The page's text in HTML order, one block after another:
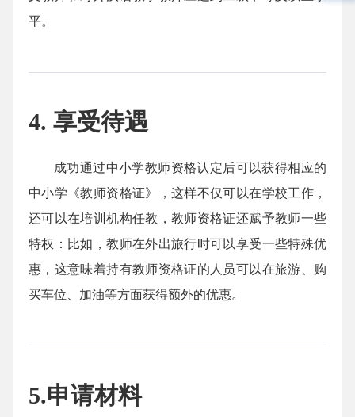
平。
4. 享受待遇
成功通过中小学教师资格认定后可以获得相应的
中小学《教师资格证》，这样不仅可以在学校工作，
还可以在培训机构任教，教师资格证还赋予教师一些
特权：比如，教师在外出旅行时可以享受一些特殊优
惠，这意味着持有教师资格证的人员可以在旅游、购
买车位、加油等方面获得额外的优惠。
5.申请材料